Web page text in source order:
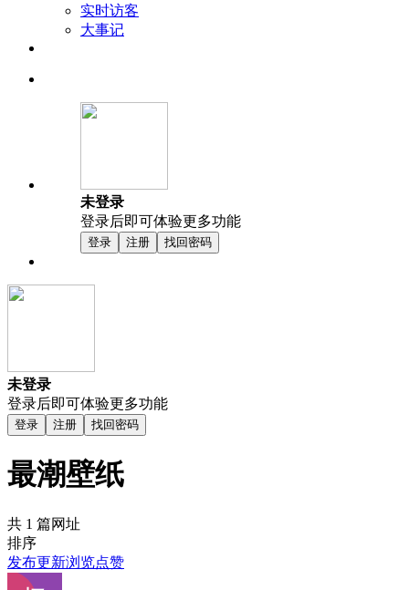
实时访客
大事记
未登录
登录后即可体验更多功能
登录 注册 找回密码
未登录
登录后即可体验更多功能
登录 注册 找回密码
最潮壁纸
共 1 篇网址
排序
发布更新浏览点赞